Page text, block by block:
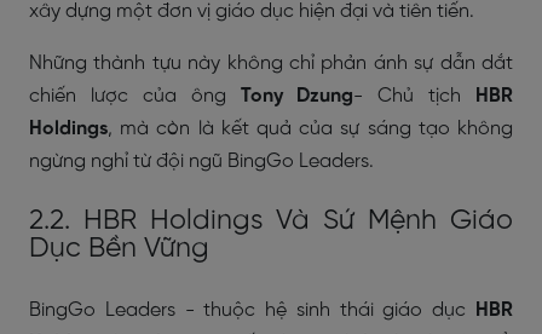
xây dựng một đơn vị giáo dục hiện đại và tiên tiến.
Những thành tựu này không chỉ phản ánh sự dẫn dắt
chiến lược của ông
Tony Dzung- Chủ tịch HBR
Holdings, mà còn là kết quả của sự sáng tạo không
ngừng nghỉ từ đội ngũ BingGo Leaders.
2.2. HBR Holdings Và Sứ Mệnh Giáo
Dục Bền Vững
BingGo Leaders - thuộc hệ sinh thái giáo dục HBR